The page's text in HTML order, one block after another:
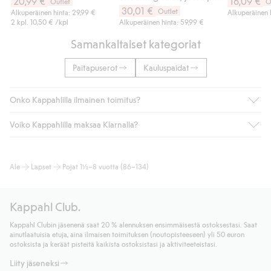
Alkuperäinen hinta: 29,99 €
2 kpl. 10,50 € /kpl
30,01 €
Outlet
Alkuperäinen hinta: 59,99 €
Alkuperäinen
Samankaltaiset kategoriat
Paitapuserot Kauluspaidat
Onko Kappahlilla ilmainen toimitus?
Jos olet Kappahl Clubin jäsen, saat aina ilmaisen toimituksen
kotiinkuljetusta). Toimituskulut poistuvat automaattisesti, kun
noutopisteeseen tai pakettiautomaattiin ja PostNordin
kotiinkuljetuksella 6,99 €, riippumatta ostosummasta.
Lue lisää
Voiko Kappahlilla maksaa Klarnalla?
maksutavat, kuten laskun, sekä muita maksuvaihtoehtoja.
Lisätietoja Klarnan maksuehdoista
Lue lisää
Ale Lapset Pojat 1½–8 vuotta (86–134)
Kappahl Club.
Kappahl Clubin jäsenenä saat 20 % alennuksen ensimmäisestä ostoksestasi. Saat
ainutlaatuisia etuja, aina ilmaisen toimituksen (noutopisteeseen) yli 50 euron
ostoksista ja keräät pisteitä kaikista ostoksistasi ja aktiviteeteistasi.
Liity jäseneksi